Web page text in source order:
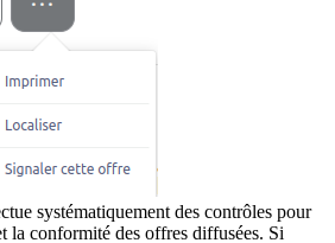
systématiquement des contrôles pour
la conformité des offres diffusées. Si